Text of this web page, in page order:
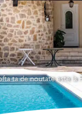
ta de noutate este la